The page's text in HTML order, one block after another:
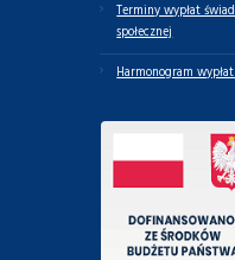
Terminy wypłat
społecznej
Harmonogram